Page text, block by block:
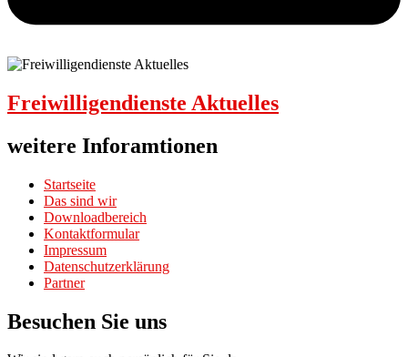
Freiwilligendienste Aktuelles
weitere Inforamtionen
Startseite
Das sind wir
Downloadbereich
Kontaktformular
Impressum
Datenschutzerklärung
Partner
Besuchen Sie uns